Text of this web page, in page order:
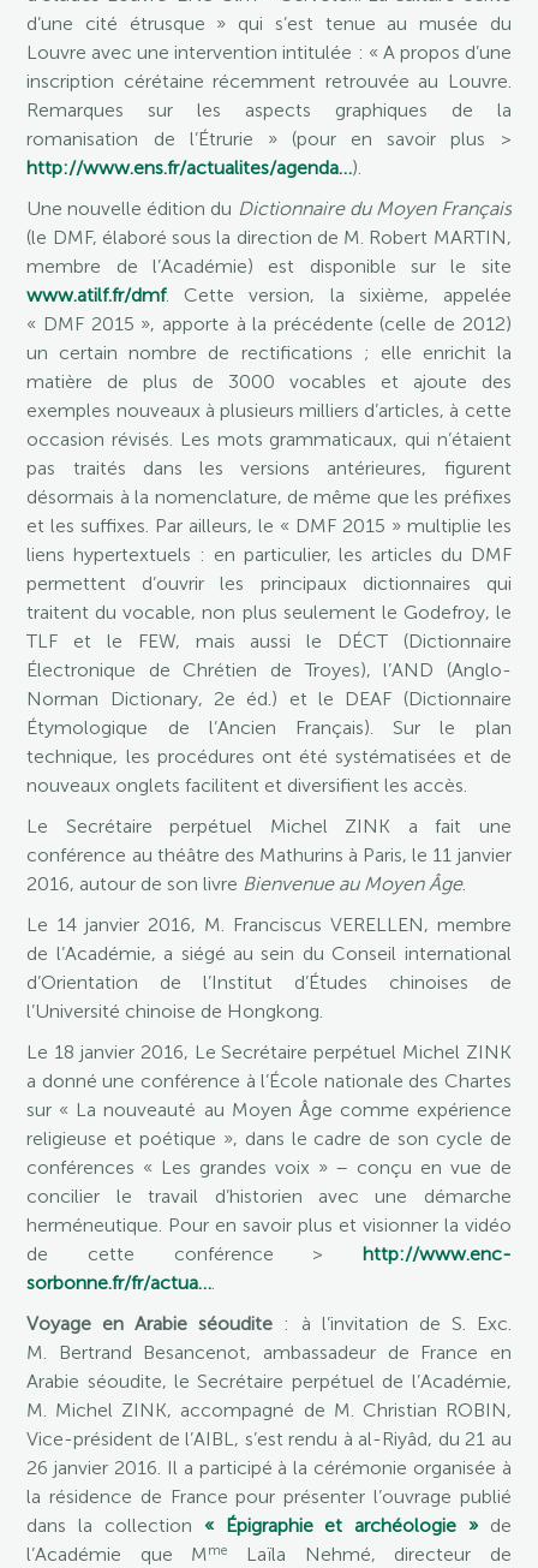
d’une cité étrusque » qui s’est tenue au musée du
Louvre avec une intervention intitulée : « A propos d’une
inscription cérétaine récemment retrouvée au Louvre.
Remarques sur les aspects graphiques de la
romanisation de l’Étrurie » (pour en savoir plus >
http://www.ens.fr/actualites/agenda…).
Une nouvelle édition du Dictionnaire du Moyen Français
(le DMF, élaboré sous la direction de M. Robert MARTIN,
membre de l’Académie) est disponible sur le site
www.atilf.fr/dmf. Cette version, la sixième, appelée
« DMF 2015 », apporte à la précédente (celle de 2012)
un certain nombre de rectifications ; elle enrichit la
matière de plus de 3000 vocables et ajoute des
exemples nouveaux à plusieurs milliers d’articles, à cette
occasion révisés. Les mots grammaticaux, qui n’étaient
pas traités dans les versions antérieures, figurent
désormais à la nomenclature, de même que les préfixes
et les suffixes. Par ailleurs, le « DMF 2015 » multiplie les
liens hypertextuels : en particulier, les articles du DMF
permettent d’ouvrir les principaux dictionnaires qui
traitent du vocable, non plus seulement le Godefroy, le
TLF et le FEW, mais aussi le DÉCT (Dictionnaire
Électronique de Chrétien de Troyes), l’AND (Anglo-
Norman Dictionary, 2e éd.) et le DEAF (Dictionnaire
Étymologique de l’Ancien Français). Sur le plan
technique, les procédures ont été systématisées et de
nouveaux onglets facilitent et diversifient les accès.
Le Secrétaire perpétuel Michel ZINK a fait une
conférence au théâtre des Mathurins à Paris, le 11 janvier
2016, autour de son livre Bienvenue au Moyen Âge.
Le 14 janvier 2016, M. Franciscus VERELLEN, membre
de l’Académie, a siégé au sein du Conseil international
d’Orientation de l’Institut d’Études chinoises de
l’Université chinoise de Hongkong.
Le 18 janvier 2016, Le Secrétaire perpétuel Michel ZINK
a donné une conférence à l’École nationale des Chartes
sur « La nouveauté au Moyen Âge comme expérience
religieuse et poétique », dans le cadre de son cycle de
conférences « Les grandes voix » – conçu en vue de
concilier le travail d’historien avec une démarche
herméneutique. Pour en savoir plus et visionner la vidéo
de cette conférence > http://www.enc-
sorbonne.fr/fr/actua….
Voyage en Arabie séoudite : à l’invitation de S. Exc.
M. Bertrand Besancenot, ambassadeur de France en
Arabie séoudite, le Secrétaire perpétuel de l’Académie,
M. Michel ZINK, accompagné de M. Christian ROBIN,
Vice-président de l’AIBL, s’est rendu à al-Riyâd, du 21 au
26 janvier 2016. Il a participé à la cérémonie organisée à
la résidence de France pour présenter l’ouvrage publié
dans la collection « Épigraphie et archéologie »de
l’Académie que Mme Laïla Nehmé, directeur de